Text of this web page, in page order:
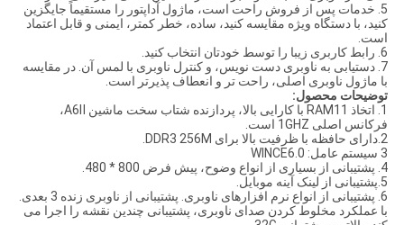
5. خدمات پس از فروش راحت است، ماژول آداپتور را مستقیماً جایگزین
کنید، با دستگاه ویژه مقایسه کنید، ساده، خطر کمتر، ایمنی و قابل اعتماد
است.
6. رابط کاربری زیبا را توسط خودتان انتخاب کنید.
7. دستیابی به ناوبری دست نویس، و کنترل ناوبری با لمس آن. در مقایسه
با ماژول ناوبری اصلی، راحت تر و انعطاف پذیرتر است.
توضیحات محصول:
1. اتخاذ RAM11 با کارایی بالا، پردازنده شتاب سخت ماشین A6Ⅱ،
فرکانس اصلی 1GHZ است.
2.دارای حافظه با ظرفیت بالا برای DDR3 256M.
3 سیستم عامل: WINCE6.0
4. پشتیبانی از بسیاری از انواع وضوح، پیش فرض 800 * 480.
5.پشتیبانی از لینک آینه موبایل.
6. پشتیبانی از انواع نرم افزارهای ناوبری. پشتیبانی از ناوبری زنده 3 بعدی.
با عملکرد مخلوط کردن صدای ناوبری، پشتیبانی چندین نقشه را اجرا می